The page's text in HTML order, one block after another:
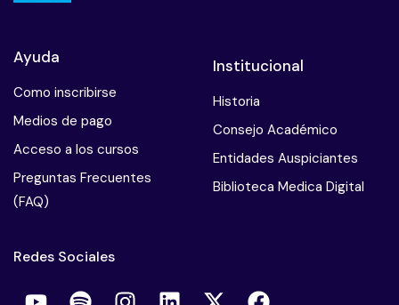
Ayuda
Como inscribirse
Medios de pago
Acceso a los cursos
Preguntas Frecuentes
(FAQ)
Institucional
Historia
Consejo Académico
Entidades Auspiciantes
Biblioteca Medica Digital
Redes Sociales